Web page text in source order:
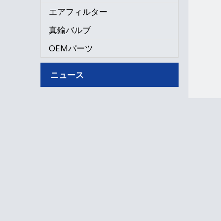
エアフィルター
真鍮バルブ
OEMパーツ
ニュース